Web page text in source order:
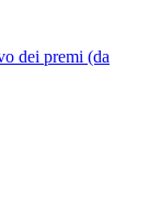
dei premi (da